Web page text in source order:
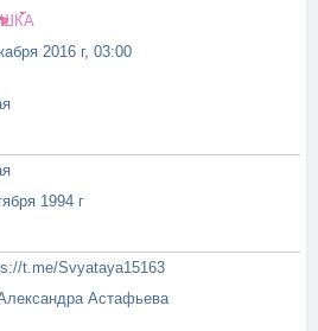
2016 г, 03:00
1994 г
t.me/Svyataya15163
Астафьева